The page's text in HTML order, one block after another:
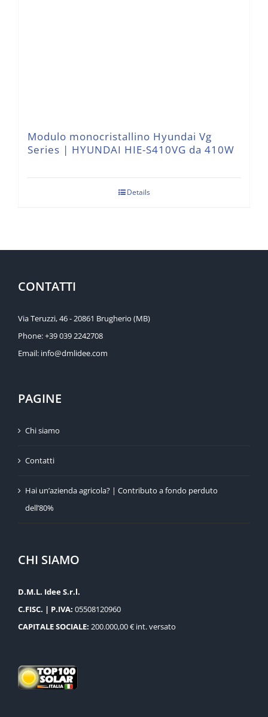
Modulo monocristallino Hyundai Vg
Series | HYUNDAI HIE-S410VG da 410W
Details
CONTATTI
Via Teruzzi, 46 - 20861 Brugherio (MB)
Phone:+39 039 2242708
Email: info@dmlidee.com
PAGINE
Chi siamo
Contatti
Hai un’azienda agricola? | Contributo a fondo perduto
dell’80%
CHI SIAMO
D.M.L. Idee S.r.l.
C.FISC. | P.IVA: 05508120960
CAPITALE SOCIALE: 200.000,00 € int. versato